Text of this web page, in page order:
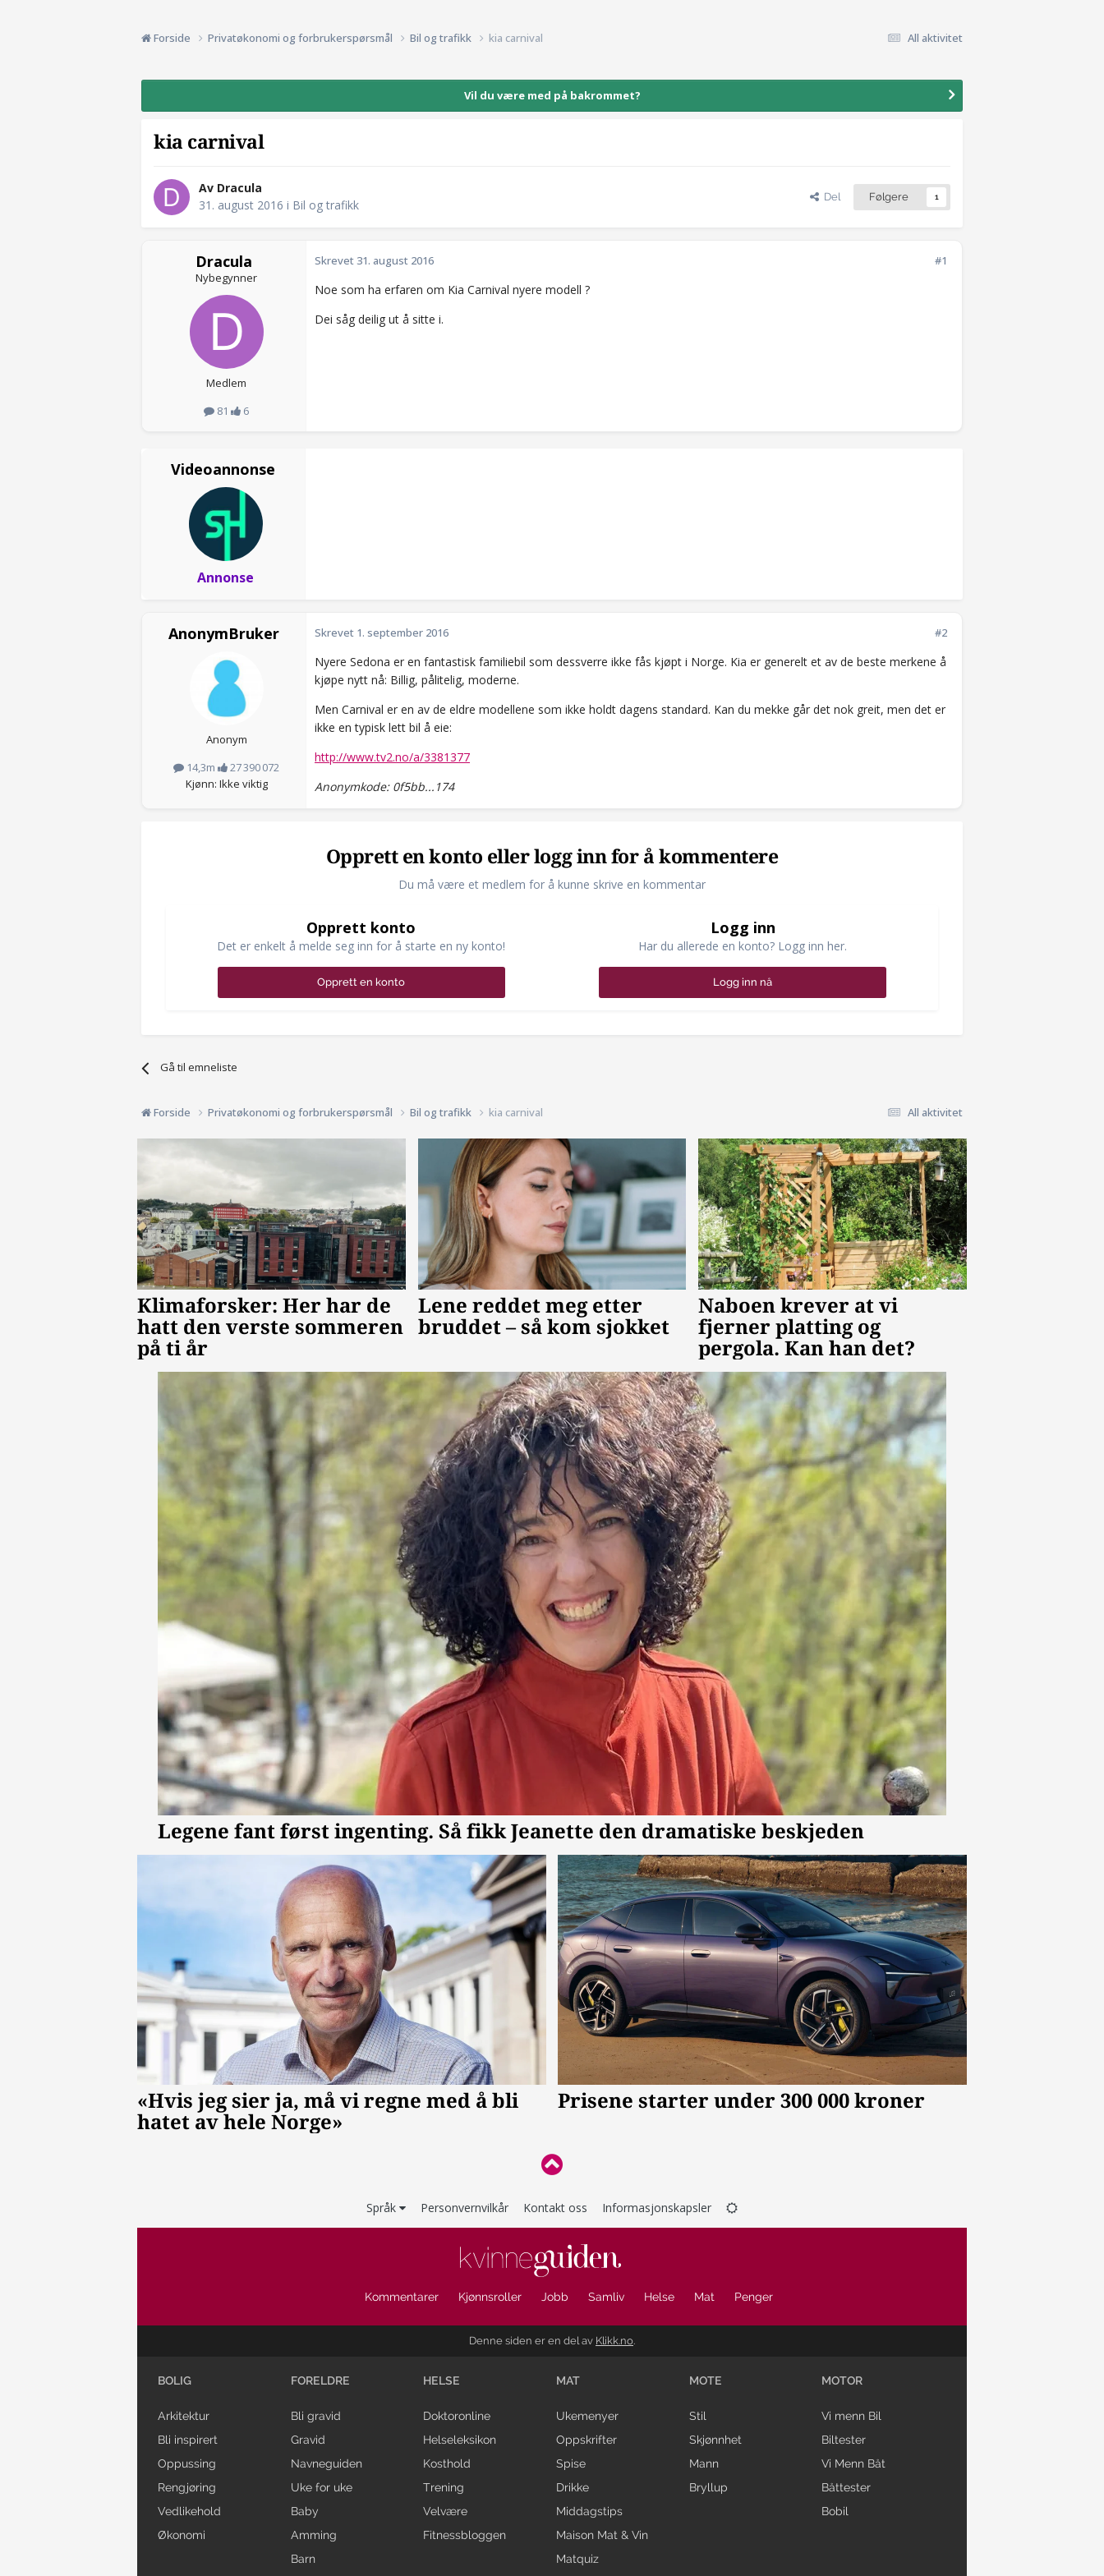
All aktivitet
Forside Privatøkonomi og forbrukerspørsmål Bil og trafikk kia carnival
Vil du være med på bakrommet?
kia carnival
Av Dracula
31. august 2016 i Bil og trafikk
Del Følgere 1
Dracula
Nybegynner
Medlem
81
6
#1
Skrevet 31. august 2016
Noe som ha erfaren om Kia Carnival nyere modell ?
Dei såg deilig ut å sitte i.
Videoannonse
Annonse
AnonymBruker
Anonym
14,3m
27 390 072
Kjønn: Ikke viktig
#2
Skrevet 1. september 2016
Nyere Sedona er en fantastisk familiebil som dessverre ikke fås kjøpt i Norge. Kia er generelt et av de beste merkene å
kjøpe nytt nå: Billig, pålitelig, moderne.
Men Carnival er en av de eldre modellene som ikke holdt dagens standard. Kan du mekke går det nok greit, men det er
ikke en typisk lett bil å eie:
http://www.tv2.no/a/3381377
Anonymkode: 0f5bb...174
Opprett en konto eller logg inn for å kommentere
Du må være et medlem for å kunne skrive en kommentar
Opprett konto
Det er enkelt å melde seg inn for å starte en ny konto!
Opprett en konto
Logg inn
Har du allerede en konto? Logg inn her.
Logg inn nå
Gå til emneliste
All aktivitet
Forside Privatøkonomi og forbrukerspørsmål Bil og trafikk kia carnival
Språk Personvernvilkår Kontakt oss Informasjonskapsler
Kommentarer Kjønnsroller Jobb Samliv Helse Mat Penger
Denne siden er en del av Klikk.no.
BOLIG
Arkitektur
Bli inspirert
Oppussing
Rengjøring
Vedlikehold
Økonomi
FORELDRE
Bli gravid
Gravid
Navneguiden
Uke for uke
Baby
Amming
Barn
HELSE
Doktoronline
Helseleksikon
Kosthold
Trening
Velvære
Fitnessbloggen
MAT
Ukemenyer
Oppskrifter
Spise
Drikke
Middagstips
Maison Mat & Vin
Matquiz
MOTE
Stil
Skjønnhet
Mann
Bryllup
MOTOR
Vi menn Bil
Biltester
Vi Menn Båt
Båttester
Bobil